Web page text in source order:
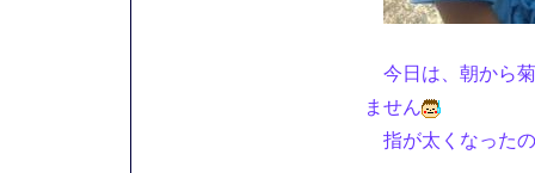
今日は、朝から
ません
指が太くなった